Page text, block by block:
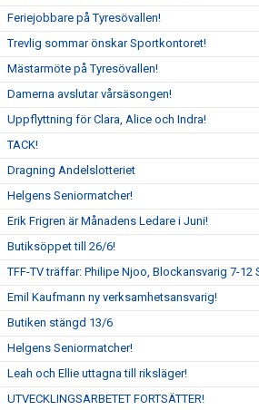
Feriejobbare på Tyresövallen!
Trevlig sommar önskar Sportkontoret!
Mästarmöte på Tyresövallen!
Damerna avslutar vårsäsongen!
Uppflyttning för Clara, Alice och Indra!
TACK!
Dragning Andelslotteriet
Helgens Seniormatcher!
Erik Frigren är Månadens Ledare i Juni!
Butiksöppet till 26/6!
TFF-TV träffar: Philipe Njoo, Blockansvarig 7-12
Emil Kaufmann ny verksamhetsansvarig!
Butiken stängd 13/6
Helgens Seniormatcher!
Leah och Ellie uttagna till riksläger!
UTVECKLINGSARBETET FORTSÄTTER!